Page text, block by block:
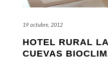
19 octubre, 2012
HOTEL RURAL
CUEVAS